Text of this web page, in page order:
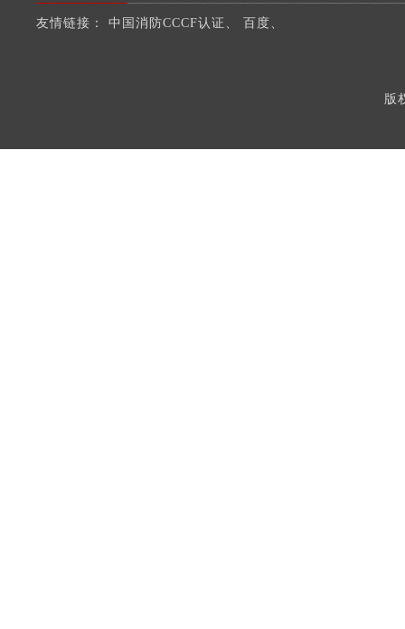
钢质复合防火防烟卷
友情链接： 中国消防CCCF认证 、 百度、
版